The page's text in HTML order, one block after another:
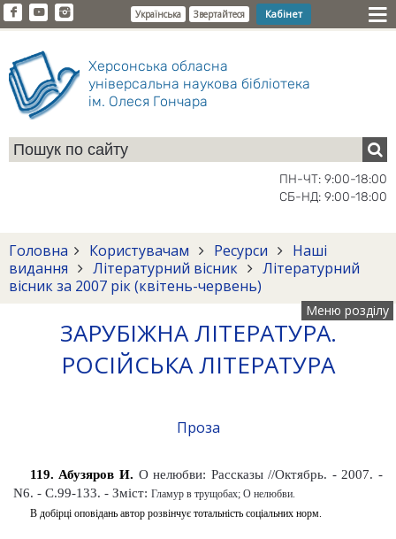
Українська Звертайтеся Кабінет
Херсонська обласна
універсальна наукова бібліотека
ім. Олеся Гончара
ПН-ЧТ: 9:00-18:00
СБ-НД: 9:00-18:00
Головна Користувачам Ресурси
Наші
видання
Літературний вісник
Літературний
вісник за 2007 рік (квітень-червень)
Меню розділу
ЗАРУБІЖНА ЛІТЕРАТУРА.
РОСІЙСЬКА ЛІТЕРАТУРА
Проза
119. Абузяров И. О нелюбви: Рассказы //Октябрь. - 2007. -
N6. - С.99-133. - Зміст: Гламур в трущобах; О нелюбви.
В добірці оповідань автор розвінчує тотальність соціальних норм.